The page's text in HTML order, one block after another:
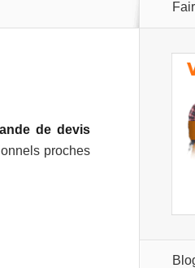
de devis
proches